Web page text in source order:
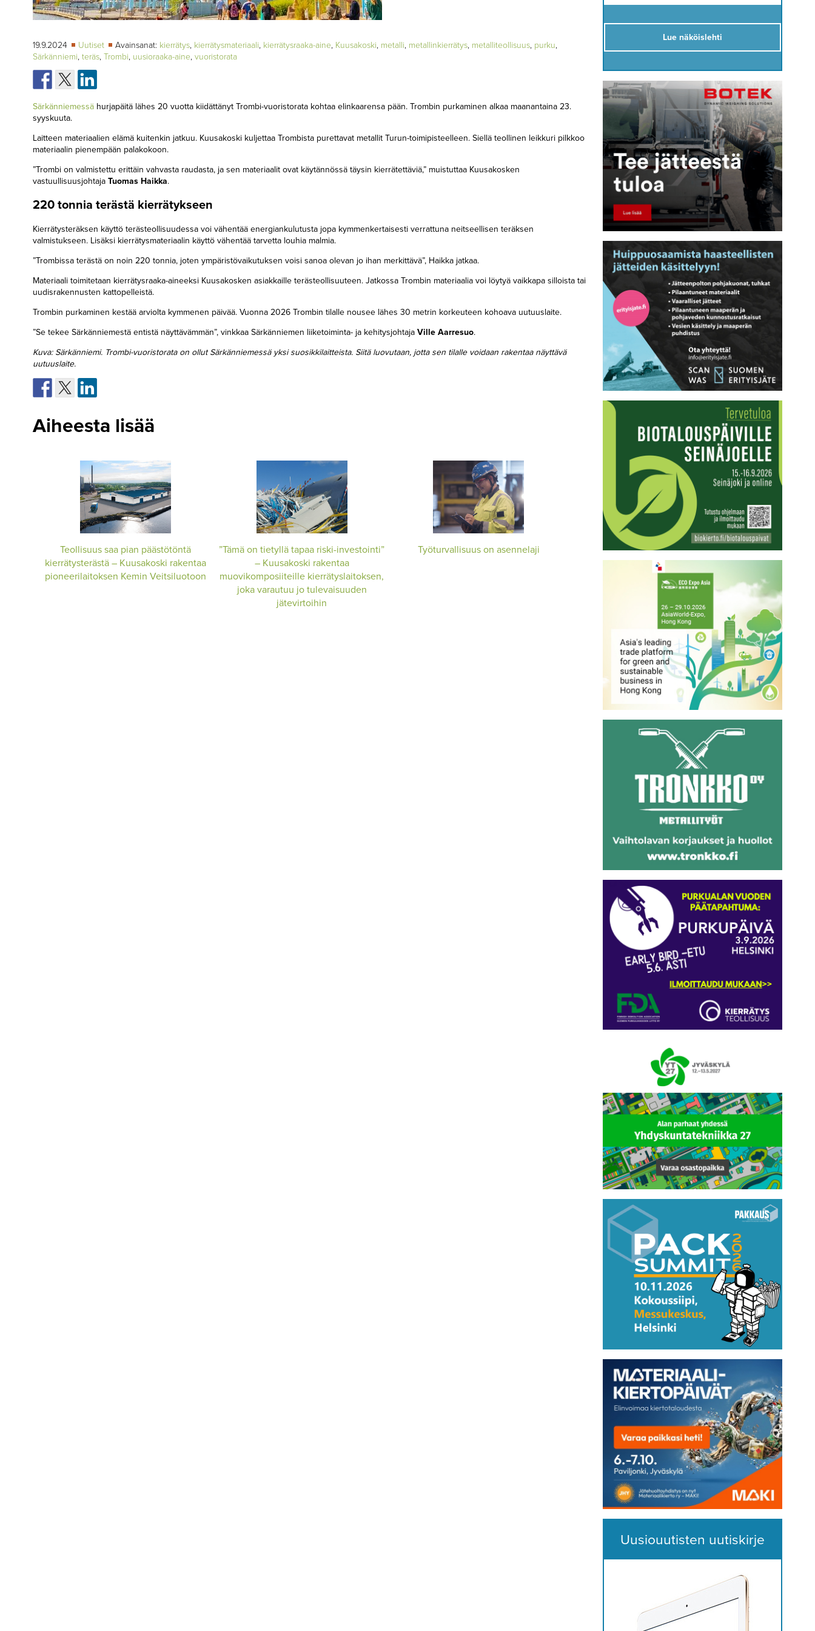
19.9.2024 Uutiset Avainsanat: kierrätys, kierrätysmateriaali, kierrätysraaka-aine, Kuusakoski, metalli, metallinkierrätys, metalliteollisuus, purku,
Särkänniemi, teräs, Trombi, uusioraaka-aine, vuoristorata
Särkänniemessähurjapäitä lähes 20 vuotta kiidättänyt Trombi-vuoristorata kohtaa elinkaarensa pään. Trombin purkaminen alkaa maanantaina 23.
syyskuuta.
Laitteen materiaalien elämä kuitenkin jatkuu. Kuusakoski kuljettaa Trombista purettavat metallit Turun-toimipisteelleen. Siellä teollinen leikkuri pilkkoo
materiaalin pienempään palakokoon.
”Trombi on valmistettu erittäin vahvasta raudasta, ja sen materiaalit ovat käytännössä täysin kierrätettäviä,” muistuttaa Kuusakosken
vastuullisuusjohtaja Tuomas Haikka.
220 tonnia terästä kierrätykseen
Kierrätysteräksen käyttö terästeollisuudessa voi vähentää energiankulutusta jopa kymmenkertaisesti verrattuna neitseellisen teräksen
valmistukseen. Lisäksi kierrätysmateriaalin käyttö vähentää tarvetta louhia malmia.
”Trombissa terästä on noin 220 tonnia, joten ympäristövaikutuksen voisi sanoa olevan jo ihan merkittävä”, Haikka jatkaa.
Materiaali toimitetaan kierrätysraaka-aineeksi Kuusakosken asiakkaille terästeollisuuteen. Jatkossa Trombin materiaalia voi löytyä vaikkapa silloista tai
uudisrakennusten kattopelleistä.
Trombin purkaminen kestää arviolta kymmenen päivää. Vuonna 2026 Trombin tilalle nousee lähes 30 metrin korkeuteen kohoava uutuuslaite.
”Se tekee Särkänniemestä entistä näyttävämmän”, vinkkaa Särkänniemen liiketoiminta- ja kehitysjohtaja Ville Aarresuo.
Kuva: Särkänniemi. Trombi-vuoristorata on ollut Särkänniemessä yksi suosikkilaitteista. Siitä luovutaan, jotta sen tilalle voidaan rakentaa näyttävä
uutuuslaite.
Aiheesta lisää
Teollisuus saa pian päästötöntä
kierrätysterästä – Kuusakoski rakentaa
pioneerilaitoksen Kemin Veitsiluotoon
”Tämä on tietyllä tapaa riski-investointi”
– Kuusakoski rakentaa
muovikomposiiteille kierrätyslaitoksen,
joka varautuu jo tulevaisuuden
jätevirtoihin
Työturvallisuus on asennelaji
Lue näköislehti
Uusiouutisten uutiskirje